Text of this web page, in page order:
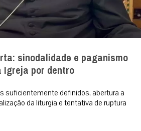
sinodalidade e paganismo
por dentro
suficientemente definidos, abertura a
da liturgia e tentativa de ruptura